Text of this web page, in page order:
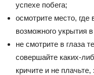
успехе побега;
осмотрите место, где
возможного укрытия
не смотрите в глаза
совершайте каких-
кричите и не